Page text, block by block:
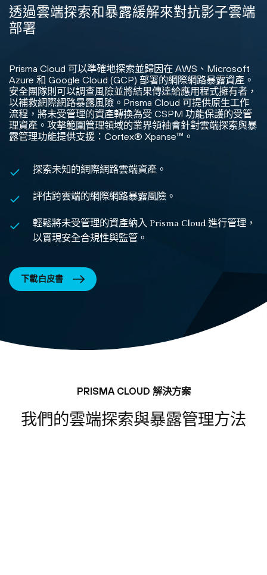
透過雲端探索和暴露緩解來對抗影子雲端
部署
Prisma Cloud 可以準確地探索並歸因在 AWS、Microsoft
Azure 和 Google Cloud (GCP) 部署的網際網路暴露資產。
安全團隊則可以調查風險並將結果傳達給應用程式擁有者，
以補救網際網路暴露風險。Prisma Cloud 可提供原生工作
流程，將未受管理的資產轉換為受 CSPM 功能保護的受管
理資產。攻擊範圍管理領域的業界領袖會針對雲端探索與暴
露管理功能提供支援：Cortex® Xpanse™。
探索未知的網際網路雲端資產。
評估跨雲端的網際網路暴露風險。
輕鬆將未受管理的資產納入 Prisma Cloud 進行管理，
以實現安全合規性與監管。
下載白皮書
PRISMA CLOUD 解決方案
我們的雲端探索與暴露管理方法